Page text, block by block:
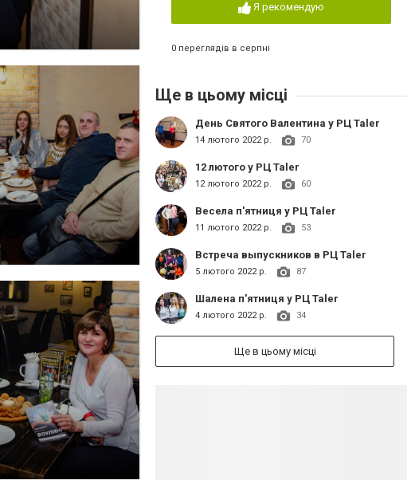
Я рекомендую
0 переглядів в серпні
Ще в цьому місці
День Святого Валентина у РЦ Taler
14 лютого 2022 р. 70
12 лютого у РЦ Taler
12 лютого 2022 р. 60
Весела п'ятниця у РЦ Taler
11 лютого 2022 р. 53
Встреча выпускников в РЦ Taler
5 лютого 2022 р. 87
Шалена п'ятниця у РЦ Taler
4 лютого 2022 р. 34
Ще в цьому місці